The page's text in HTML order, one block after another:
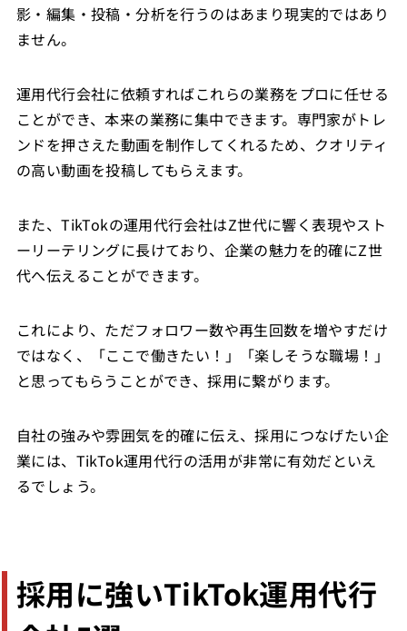
影・編集・投稿・分析を行うのはあまり現実的ではあり
ません。
運用代行会社に依頼すればこれらの業務をプロに任せる
ことができ、本来の業務に集中できます。専門家がトレ
ンドを押さえた動画を制作してくれるため、クオリティ
の高い動画を投稿してもらえます。
また、TikTokの運用代行会社はZ世代に響く表現やスト
ーリーテリングに長けており、企業の魅力を的確にZ世
代へ伝えることができます。
これにより、ただフォロワー数や再生回数を増やすだけ
ではなく、「ここで働きたい！」「楽しそうな職場！」
と思ってもらうことができ、採用に繋がります。
自社の強みや雰囲気を的確に伝え、採用につなげたい企
業には、TikTok運用代行の活用が非常に有効だといえ
るでしょう。
採用に強いTikTok運用代行